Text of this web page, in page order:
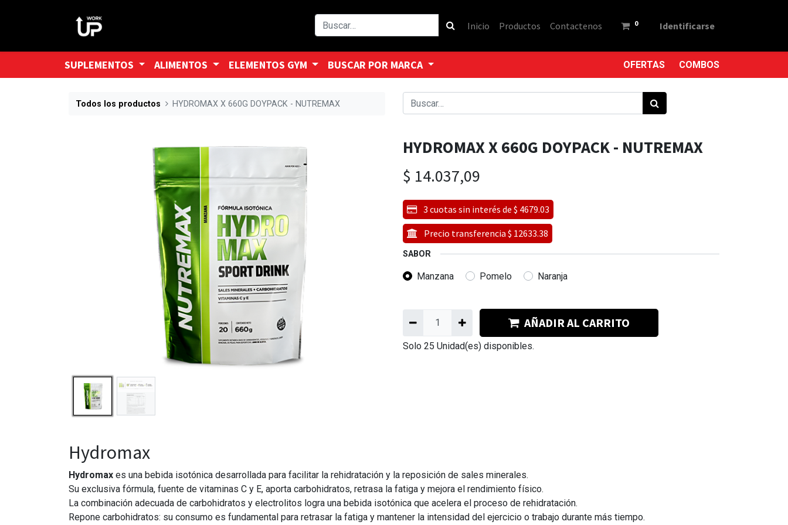
Inicio Productos Contactenos 0 Identificarse
SUPLEMENTOS ALIMENTOS ELEMENTOS GYM BUSCAR POR MARCA OFERTAS COMBOS
Todos los productos HYDROMAX X 660G DOYPACK - NUTREMAX
HYDROMAX X 660G DOYPACK - NUTREMAX
$ 14.037,09
3 cuotas sin interés de $ 4679.03
Precio transferencia $ 12633.38
SABOR
Manzana Pomelo Naranja
AÑADIR AL CARRITO
Solo 25 Unidad(es) disponibles.
Hydromax
Hydromax es una bebida isotónica desarrollada para facilitar la rehidratación y la reposición de sales minerales.
Su exclusiva fórmula, fuente de vitaminas C y E, aporta carbohidratos, retrasa la fatiga y mejora el rendimiento físico.
La combinación adecuada de carbohidratos y electrolitos logra una bebida isotónica que acelera el proceso de rehidratación.
Repone carbohidratos: su consumo es fundamental para retrasar la fatiga y mantener la intensidad del ejercicio o trabajo durante más tiempo.